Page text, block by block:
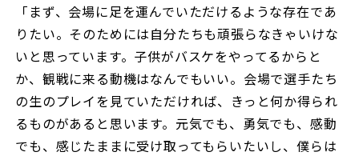
「まず、会場に足を運んでいただけるような存在であ
りたい。そのためには自分たちも頑張らなきゃいけな
いと思っています。子供がバスケをやってるからと
か、観戦に来る動機はなんでもいい。会場で選手たち
の生のプレイを見ていただければ、きっと何か得られ
るものがあると思います。元気でも、勇気でも、感動
でも、感じたままに受け取ってもらいたいし、僕らは